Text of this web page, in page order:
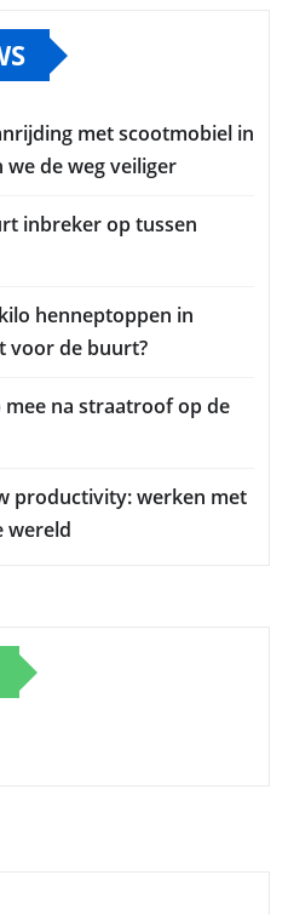
met scootmobiel in
de weg veiliger
inbreker op tussen
henneptoppen in
voor de buurt?
na straatroof op de
productivity: werken met
wereld